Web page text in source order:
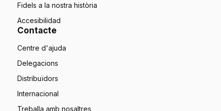
Fidels a la nostra història
Accesibilidad
Contacte
Centre d'ajuda
Delegacions
Distribuïdors
Internacional
Treballa amb nosaltres